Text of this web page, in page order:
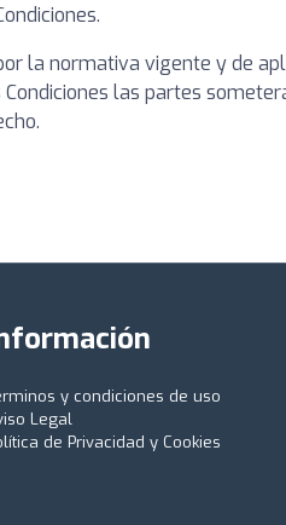
la normativa vigente y de
las partes
y condiciones de uso
Legal
de Privacidad y Cookies